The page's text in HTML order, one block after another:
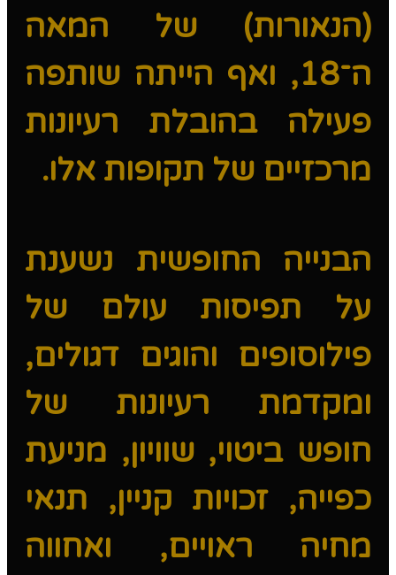
(הנאורות) של המאה
ה־18, ואף הייתה שותפה
פעילה בהובלת רעיונות
מרכזיים של תקופות אלו.
הבנייה החופשית נשענת
על תפיסות עולם של
פילוסופים והוגים דגולים,
ומקדמת רעיונות של
חופש ביטוי, שוויון, מניעת
כפייה, זכויות קניין, תנאי
מחיה ראויים, ואחווה